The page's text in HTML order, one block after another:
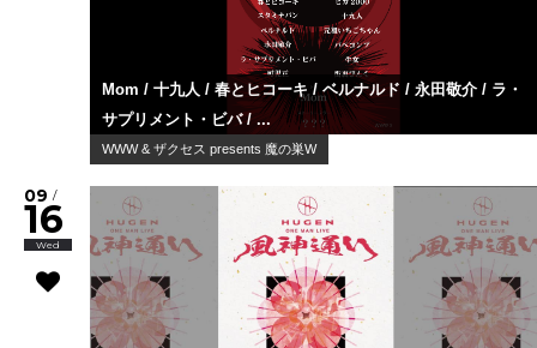
Mom / 十九人 / 春とヒコーキ / ベルナルド / 永田敬介 / ラ・
サプリメント・ビバ / ...
WWW & ザクセス presents 魔の巣W
09 /
16
Wed